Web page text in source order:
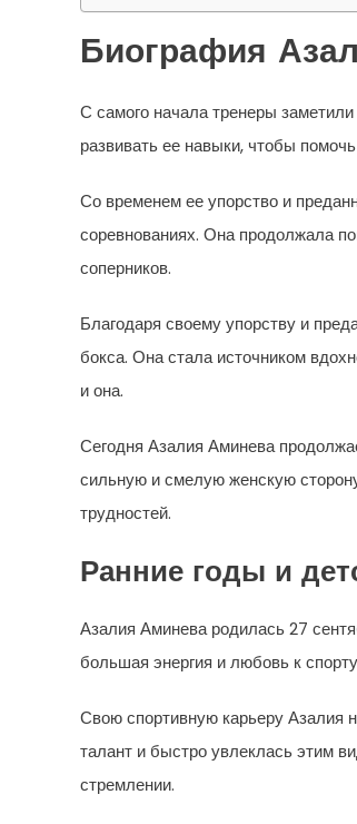
Биография
С самого начала тренеры
развивать ее навыки, чтобы
Со временем ее упорство и
соревнованиях. Она продолжала
соперников.
Благодаря своему упорству и
бокса. Она стала источником
и она.
Сегодня Азалия Аминева
сильную и смелую женскую
трудностей.
Ранние годы и
Азалия Аминева родилась 27
большая энергия и любовь к
Свою спортивную карьеру Азалия
талант и быстро увлеклась этим
стремлении.